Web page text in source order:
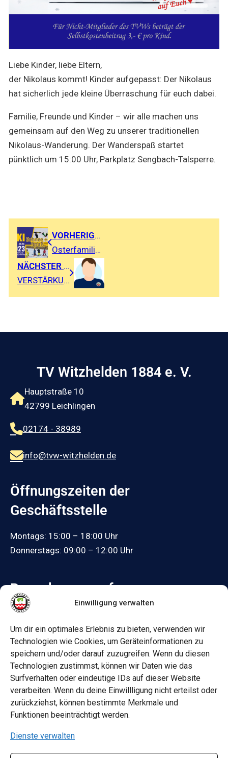
Einwilligung verwalten
Um dir ein optimales Erlebnis zu bieten, verwenden wir
Technologien wie Cookies, um Geräteinformationen zu
speichern und/oder darauf zuzugreifen. Wenn du diesen
Technologien zustimmst, können wir Daten wie das
Surfverhalten oder eindeutige IDs auf dieser Website
verarbeiten. Wenn du deine Einwillligung nicht erteilst oder
zurückziehst, können bestimmte Merkmale und
Funktionen beeinträchtigt werden.
Dienste verwalten
Liebe Kinder, liebe Eltern,
der Nikolaus kommt! Kinder aufgepasst: Der Nikolaus
hat sicherlich jede kleine Überraschung für euch dabei.
Familie, Freunde und Kinder – wir alle machen uns
gemeinsam auf den Weg zu unserer traditionellen
Nikolaus-Wanderung. Der Wanderspaß startet
pünktlich um 15:00 Uhr, Parkplatz Sengbach-Talsperre.
VORHERIGER BEITRAG
Osterfamilienfahrt 2023 zum Kronplatz
NÄCHSTER BEITRAG
VERSTÄRKUNG gesucht!!!
TV Witzhelden 1884 e. V.
Hauptstraße 10
42799 Leichlingen
02174 - 38989
info@tvw-witzhelden.de
Öffnungszeiten der
Geschäftsstelle
Montags: 15:00 – 18:00 Uhr
Donnerstags: 09:00 – 12:00 Uhr
Besuche uns auf:
Facebook
Informationen
Datenschutz
Impressum
Barrierefrei
Satzung